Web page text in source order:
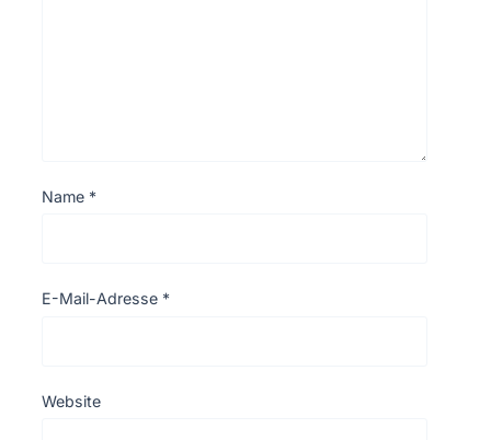
Name *
E-Mail-Adresse *
Website